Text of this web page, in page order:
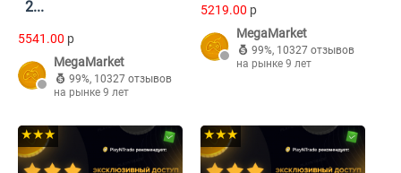
2...
5541.00 p
MegaMarket
99%, 10327 отзывов
на рынке 9 лет
5219.00 p
MegaMarket
99%, 10327 отзывов
на рынке 9 лет
★★★ ★★★